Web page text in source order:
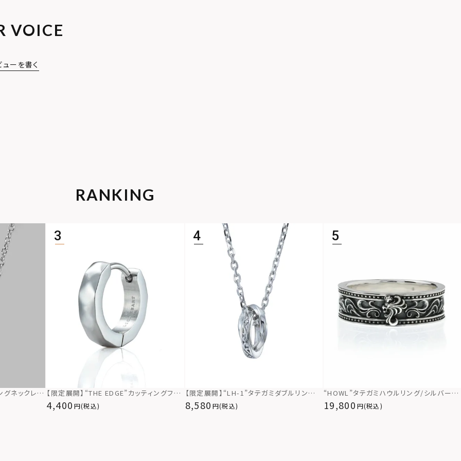
VOICE
ューを書く
RANKING
ネックレ
925
【限定展開】“THE EDGE”カッティングフー
プピアス/サージカルステンレス（金属アレ
ルギー対応）
4,400 (税込)
【限定展開】“LH-1”タテガミダブルリングネ
ックレス（ツイスト/シルバー）/サージカル
ステンレス（金属アレルギー対応）
8,580 (税込)
“HOWL”タテガミハウルリング/シルバー92
5
19,800 (税込)